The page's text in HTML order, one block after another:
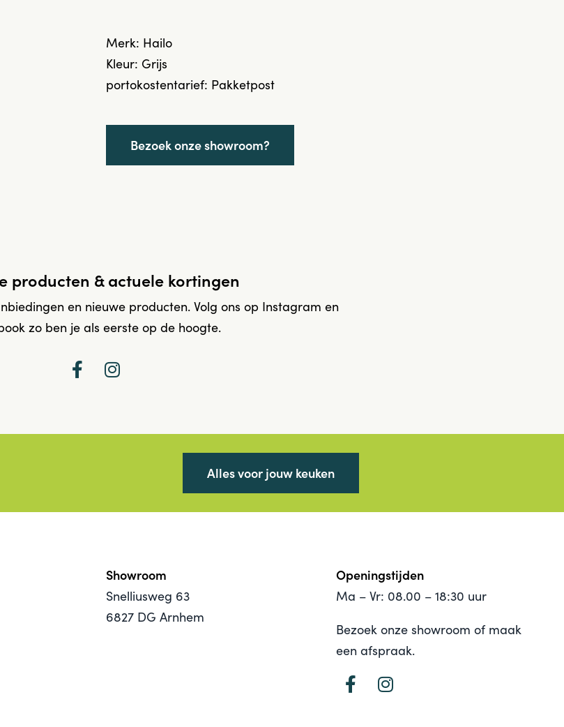
Merk: Hailo
Kleur: Grijs
portokostentarief: Pakketpost
Bezoek onze showroom?
producten & actuele kortingen
en nieuwe producten. Volg ons op Instagram en
zo ben je als eerste op de hoogte.
Alles voor jouw keuken
Showroom
Snelliusweg 63
6827 DG Arnhem
Openingstijden
Ma – Vr: 08.00 – 18:30 uur
Bezoek onze showroom of maak
een afspraak.